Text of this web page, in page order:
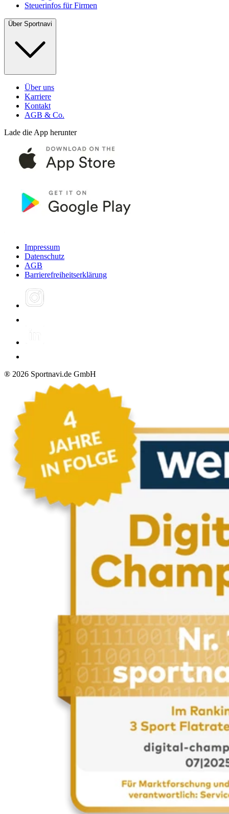
Steuerinfos für Firmen
Über Sportnavi
Über uns
Karriere
Kontakt
AGB & Co.
Lade die App herunter
Impressum
Datenschutz
AGB
Barrierefreiheitserklärung
® 2026 Sportnavi.de GmbH